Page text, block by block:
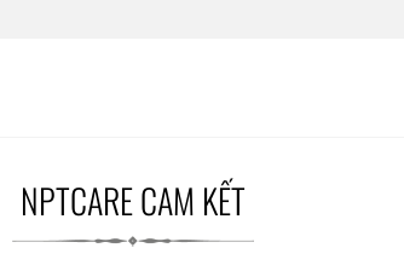
NPTCARE CAM KẾT